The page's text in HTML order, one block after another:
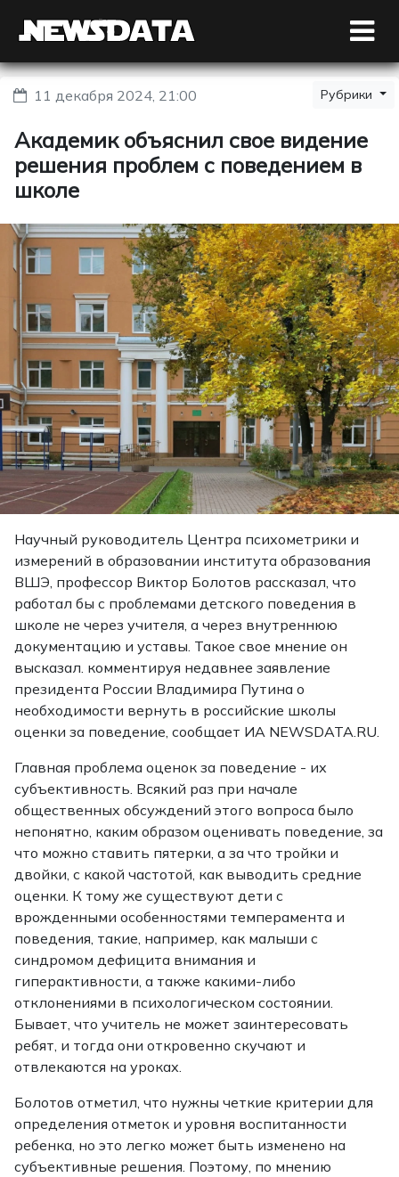
11 декабря 2024, 21:00 Рубрики
Академик объяснил свое видение
решения проблем с поведением в
школе
Научный руководитель Центра психометрики и
измерений в образовании института образования
ВШЭ, профессор Виктор Болотов рассказал, что
работал бы с проблемами детского поведения в
школе не через учителя, а через внутреннюю
документацию и уставы. Такое свое мнение он
высказал. комментируя недавнее заявление
президента России Владимира Путина о
необходимости вернуть в российские школы
оценки за поведение, сообщает ИА NEWSDATA.RU.
Главная проблема оценок за поведение - их
субъективность. Всякий раз при начале
общественных обсуждений этого вопроса было
непонятно, каким образом оценивать поведение, за
что можно ставить пятерки, а за что тройки и
двойки, с какой частотой, как выводить средние
оценки. К тому же существуют дети с
врожденными особенностями темперамента и
поведения, такие, например, как малыши с
синдромом дефицита внимания и
гиперактивности, а также какими-либо
отклонениями в психологическом состоянии.
Бывает, что учитель не может заинтересовать
ребят, и тогда они откровенно скучают и
отвлекаются на уроках.
Болотов отметил, что нужны четкие критерии для
определения отметок и уровня воспитанности
ребенка, но это легко может быть изменено на
субъективные решения. Поэтому, по мнению